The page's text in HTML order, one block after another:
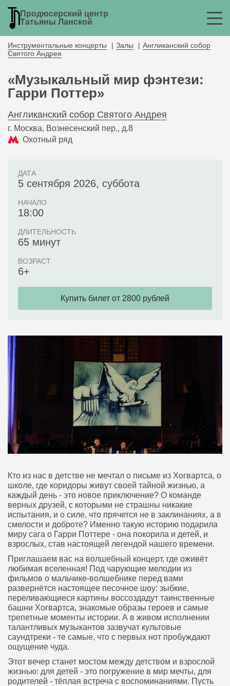
Продюсерский центр
Татьяны Ланской
Инструментальные концерты Залы
Англиканский собор
Святого Андрея
«Музыкальный мир фэнтези:
Гарри Поттер»
Англиканский собор Святого Андрея
г. Москва, Вознесенский пер., д.8
Охотный ряд
ДАТА
5 сентября 2026, суббота
НАЧАЛО
18:00
ДЛИТЕЛЬНОСТЬ
65 минут
ВОЗРАСТ
6+
Купить билет от 2800 рублей
Кто из нас в детстве не мечтал о письме из Хогвартса, о
школе, где коридоры живут своей тайной жизнью, а
каждый день - это новое приключение? О команде
верных друзей, с которыми не страшны никакие
испытания, и о силе, что прячется не в заклинаниях, а в
смелости и доброте? Именно такую историю подарила
миру сага о Гарри Поттере - она покорила и детей, и
взрослых, став настоящей легендой нашего времени.
Приглашаем вас на волшебный концерт, где оживёт
любимая вселенная! Под чарующие мелодии из
фильмов о мальчике‑волшебнике перед вами
развернётся настоящее песочное шоу: зыбкие,
переливающиеся картины воссоздадут таинственные
башни Хогвартса, знакомые образы героев и самые
трепетные моменты истории. А в живом исполнении
талантливых музыкантов зазвучат культовые
саундтреки - те самые, что с первых нот пробуждают
ощущение чуда.
Этот вечер станет мостом между детством и взрослой
жизнью: для детей - это погружение в мир мечты, для
родителей - тёплая встреча с воспоминаниями. Пусть